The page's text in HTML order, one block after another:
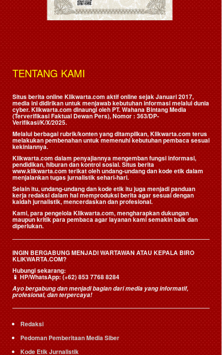
TENTANG KAMI
Situs berita online Klikwarta.com aktif online sejak Januari 2017,
media ini didirikan untuk menjawab kebutuhan informasi melalui dunia
cyber. Klikwarta.com dinaungi oleh PT. Wahana Bintang Media
(Terverifikasi Faktual Dewan Pers), Nomor : 363/DP-
Verifikasi/K/X/2025.
Melalui berbagai rubrik/konten yang ditampilkan, Klikwarta.com terus
melakukan pembenahan untuk memenuhi kebutuhan pembaca sesuai
kekiniannya.
Klikwarta.com dalam penyajiannya mengemban fungsi informasi,
pendidikan, hiburan dan kontrol sosial. Situs berita
www.klikwarta.com terikat oleh undang-undang dan kode etik dalam
menjalankan tugas jurnalistik sehari-hari.
Selain itu, undang-undang dan kode etik itu juga menjadi panduan
kerja redaksi dalam hal memproduksi berita agar sesuai dengan
kaidah jurnalistik, mencerdaskan dan profesional.
Kami, para pengelola Klikwarta.com, mengharapkan dukungan
maupun kritik para pembaca agar layanan kami semakin baik dan
diperlukan.
INGIN BERGABUNG MENJADI WARTAWAN ATAU KEPALA BIRO
KLIKWARTA.COM?
Hubungi sekarang:
📱HP/WhatsApp:(+62) 853 7768 8284
Ayo bergabung dan menjadi bagian dari media yang informatif,
profesional, dan terpercaya!
Redaksi
Pedoman Pemberitaan Media Siber
Kode Etik Jurnalistik